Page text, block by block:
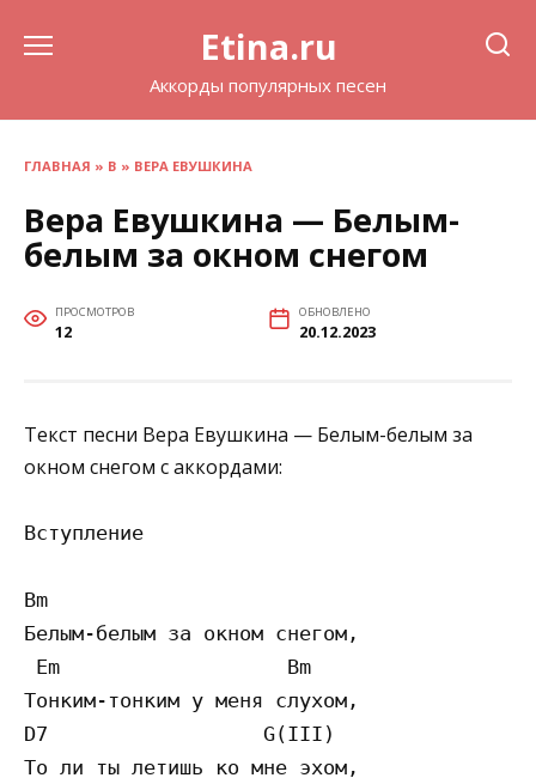
Etina.ru
Аккорды популярных песен
ГЛАВНАЯ » В » ВЕРА ЕВУШКИНА
Вера Евушкина — Белым-
белым за окном снегом
ПРОСМОТРОВ
12
ОБНОВЛЕНО
20.12.2023
Текст песни Вера Евушкина — Белым-белым за
окном снегом с аккордами:
Вступление
Bm
Белым-белым за окном снегом,
Em                   Bm
Тонким-тонким у меня слухом,
D7                  G(III)
То ли ты летишь ко мне эхом,